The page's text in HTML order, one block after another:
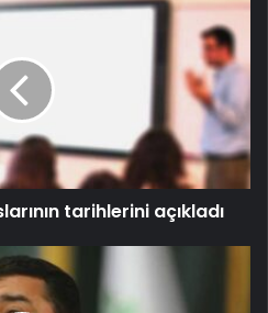
tarihlerini açıkladı